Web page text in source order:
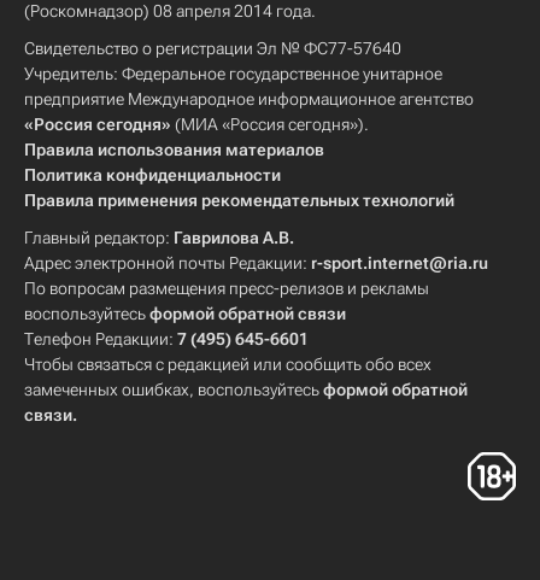
(Роскомнадзор) 08 апреля 2014 года.
Свидетельство о регистрации Эл № ФС77-57640
Учредитель: Федеральное государственное унитарное
предприятие Международное информационное агентство
«Россия сегодня» (МИА «Россия сегодня»).
Правила использования материалов
Политика конфиденциальности
Правила применения рекомендательных технологий
Главный редактор: Гаврилова А.В.
Адрес электронной почты Редакции: r-sport.internet@ria.ru
По вопросам размещения пресс-релизов и рекламы
воспользуйтесьформой обратной связи
Телефон Редакции: 7 (495) 645-6601
Чтобы связаться с редакцией или сообщить обо всех
замеченных ошибках, воспользуйтесьформой обратной
связи.